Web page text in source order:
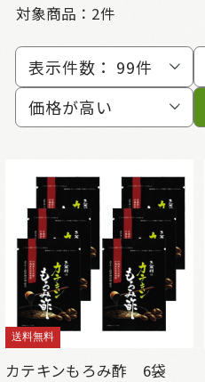
対象商品： 2件
表示件数： 99件
価格が高い
送料無料
カテキンもろみ酢 6袋